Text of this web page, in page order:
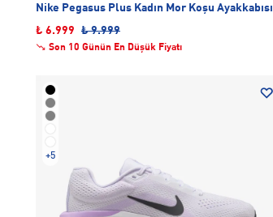
Nike Pegasus Plus Kadın Mor Koşu Ayakkabısı
₺ 6.999
₺ 9.999
Son 10 Günün En Düşük Fiyatı
+5